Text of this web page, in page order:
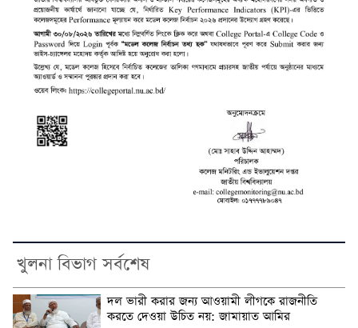
খুলনা বিভাগ সর্বশেষ
দল ভারী করার জন্য আওয়ামী লীগকে রাজনীতি
করতে দেওয়া উচিত নয়: জামায়াত আমির